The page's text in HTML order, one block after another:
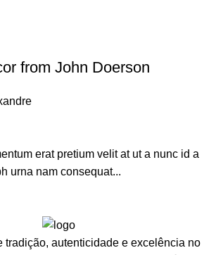
from John Doerson
erat pretium velit at ut a nunc id a
urna nam consequat...
tradição, autenticidade e excelência no